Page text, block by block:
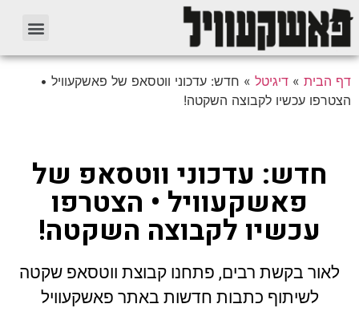
דף הבית » דיגיטל » חדש: עדכוני ווטסאפ של פאשקעוויל •
הצטרפו עכשיו לקבוצה השקטה!
חדש: עדכוני ווטסאפ של
פאשקעוויל • הצטרפו
עכשיו לקבוצה השקטה!
לאור בקשת רבים, פתחנו קבוצת ווטסאפ שקטה
לשיתוף כתבות חדשות באתר פאשקעוויל